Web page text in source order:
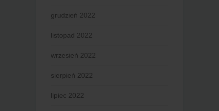
grudzień 2022
listopad 2022
wrzesień 2022
sierpień 2022
lipiec 2022